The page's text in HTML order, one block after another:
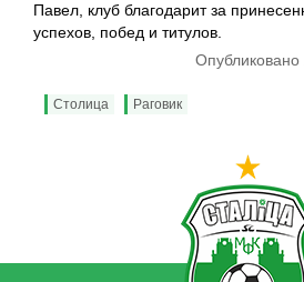
Павел, клуб благодарит за
успехов, побед и титулов.
Столица Раговик